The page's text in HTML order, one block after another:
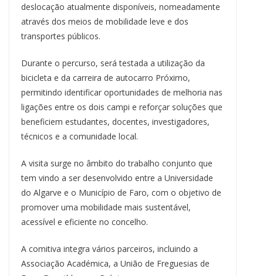
deslocação atualmente disponíveis, nomeadamente
através dos meios de mobilidade leve e dos
transportes públicos.
Durante o percurso, será testada a utilização da
bicicleta e da carreira de autocarro Próximo,
permitindo identificar oportunidades de melhoria nas
ligações entre os dois campi e reforçar soluções que
beneficiem estudantes, docentes, investigadores,
técnicos e a comunidade local.
A visita surge no âmbito do trabalho conjunto que
tem vindo a ser desenvolvido entre a Universidade
do Algarve e o Município de Faro, com o objetivo de
promover uma mobilidade mais sustentável,
acessível e eficiente no concelho.
A comitiva integra vários parceiros, incluindo a
Associação Académica, a União de Freguesias de